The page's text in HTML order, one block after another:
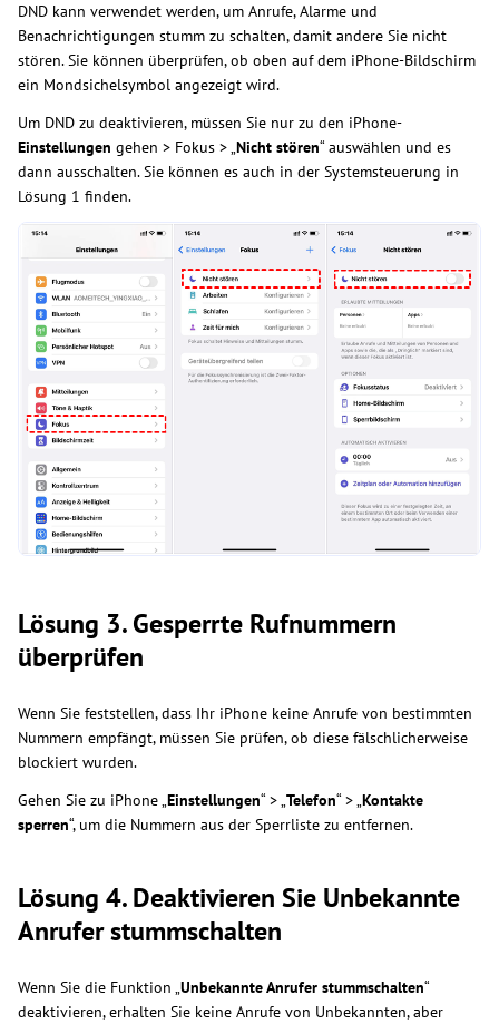
DND kann verwendet werden, um Anrufe, Alarme und
Benachrichtigungen stumm zu schalten, damit andere Sie nicht
stören. Sie können überprüfen, ob oben auf dem iPhone-Bildschirm
ein Mondsichelsymbol angezeigt wird.
Um DND zu deaktivieren, müssen Sie nur zu den iPhone-
Einstellungen gehen > Fokus > „Nicht stören“ auswählen und es
dann ausschalten. Sie können es auch in der Systemsteuerung in
Lösung 1 finden.
Lösung 3. Gesperrte Rufnummern
überprüfen
Wenn Sie feststellen, dass Ihr iPhone keine Anrufe von bestimmten
Nummern empfängt, müssen Sie prüfen, ob diese fälschlicherweise
blockiert wurden.
Gehen Sie zu iPhone „Einstellungen“ > „Telefon“ > „Kontakte
sperren“, um die Nummern aus der Sperrliste zu entfernen.
Lösung 4. Deaktivieren Sie Unbekannte
Anrufer stummschalten
Wenn Sie die Funktion „Unbekannte Anrufer stummschalten“
deaktivieren, erhalten Sie keine Anrufe von Unbekannten, aber